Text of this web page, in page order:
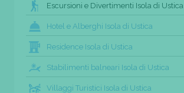
Escursioni e Divertimenti Isola di Ustica
Hotel e Alberghi Isola di Ustica
Residence Isola di Ustica
Stabilimenti balneari Isola di Ustica
Villaggi Turistici Isola di Ustica